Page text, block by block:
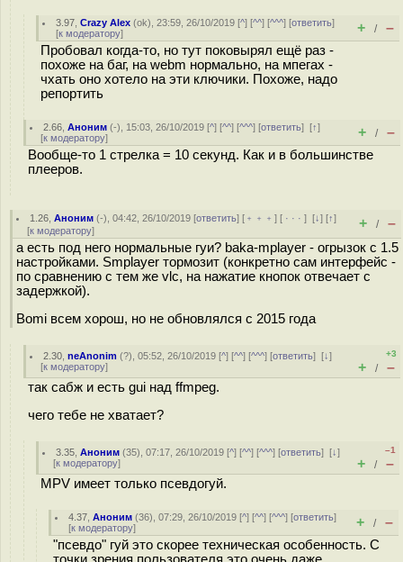
3.97 ,Crazy Alex (ok), 23:59, 26/10/2019 [^] [^^] [^^^] [ответить]
[к модератору] + / –
Пробовал когда-то, но тут поковырял ещё раз -
похоже на баг, на webm нормально, на мпегах -
чхать оно хотело на эти ключики. Похоже, надо
репортить
2.66 ,Аноним (-), 15:03, 26/10/2019 [^] [^^] [^^^] [ответить][↑]
[к модератору] + / –
Вообще-то 1 стрелка = 10 секунд. Как и в большинстве
плееров.
1.26 ,Аноним (-), 04:42, 26/10/2019 [ответить] [ ﹢﹢﹢] [ · · ·][↓] [↑]
[к модератору] + / –
а есть под него нормальные гуи? baka-mplayer - огрызок с 1.5
настройками. Smplayer тормозит (конкретно сам интерфейс -
по сравнению с тем же vlc, на нажатие кнопок отвечает с
задержкой).
Bomi всем хорош, но не обновлялся с 2015 года
2.30 ,neAnonim (?), 05:52, 26/10/2019 [^] [^^] [^^^] [ответить][↓]
[к модератору]
+3
+ / –
так сабж и есть gui над ffmpeg.
чего тебе не хватает?
3.35 ,Аноним (35), 07:17, 26/10/2019 [^] [^^] [^^^] [ответить][↓]
[к модератору]
–1
+ / –
MPV имеет только псевдогуй.
4.37 ,Аноним (36), 07:29, 26/10/2019 [^] [^^] [^^^] [ответить]
[к модератору] + / –
"псевдо" гуй это скорее техническая особенность. С